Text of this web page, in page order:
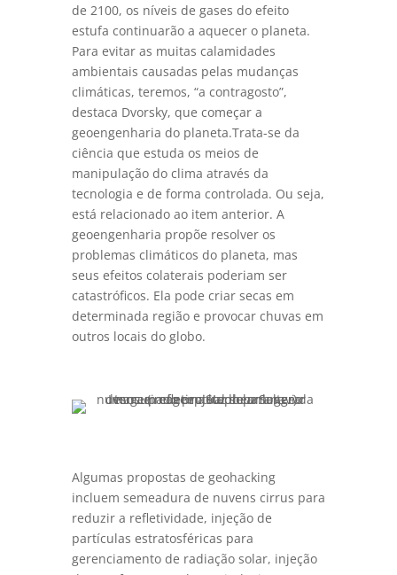
de 2100, os níveis de gases do efeito
estufa continuarão a aquecer o planeta.
Para evitar as muitas calamidades
ambientais causadas pelas mudanças
climáticas, teremos, “a contragosto”,
destaca Dvorsky, que começar a
geoengenharia do planeta.Trata-se da
ciência que estuda os meios de
manipulação do clima através da
tecnologia e de forma controlada. Ou seja,
está relacionado ao item anterior. A
geoengenharia propõe resolver os
problemas climáticos do planeta, mas
seus efeitos colaterais poderiam ser
catastróficos. Ela pode criar secas em
determinada região e provocar chuvas em
outros locais do globo.
Algumas propostas de geohacking
incluem semeadura de nuvens cirrus para
reduzir a refletividade, injeção de
partículas estratosféricas para
gerenciamento de radiação solar, injeção